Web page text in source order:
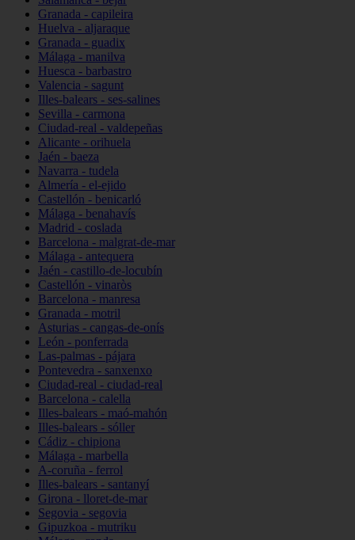
Granada - capileira
Huelva - aljaraque
Granada - guadix
Málaga - manilva
Huesca - barbastro
Valencia - sagunt
Illes-balears - ses-salines
Sevilla - carmona
Ciudad-real - valdepeñas
Alicante - orihuela
Jaén - baeza
Navarra - tudela
Almería - el-ejido
Castellón - benicarló
Málaga - benahavís
Madrid - coslada
Barcelona - malgrat-de-mar
Málaga - antequera
Jaén - castillo-de-locubín
Castellón - vinaròs
Barcelona - manresa
Granada - motril
Asturias - cangas-de-onís
León - ponferrada
Las-palmas - pájara
Pontevedra - sanxenxo
Ciudad-real - ciudad-real
Barcelona - calella
Illes-balears - maó-mahón
Illes-balears - sóller
Cádiz - chipiona
Málaga - marbella
A-coruña - ferrol
Illes-balears - santanyí
Girona - lloret-de-mar
Segovia - segovia
Gipuzkoa - mutriku